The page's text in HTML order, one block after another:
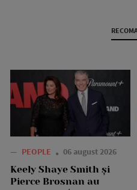
— PEOPLE 06 august 2026
Keely Shaye Smith și
Pierce Brosnan au